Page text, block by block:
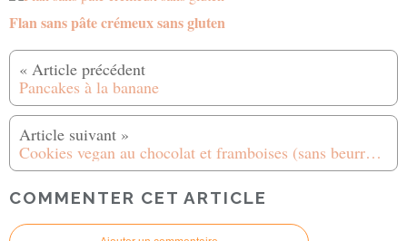
Flan sans pâte crémeux sans gluten
Pancakes à la banane
Cookies vegan au chocolat et framboises (sans beurre, sans oeuf, sans lactose)
COMMENTER CET ARTICLE